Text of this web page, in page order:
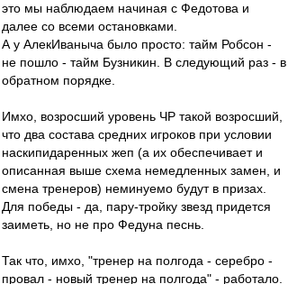
это мы наблюдаем начиная с Федотова и
далее со всеми остановками.
А у АлекИваныча было просто: тайм Робсон -
не пошло - тайм Бузникин. В следующий раз - в
обратном порядке.
Имхо, возросший уровень ЧР такой возросший,
что два состава средних игроков при условии
наскипидаренных жеп (а их обеспечивает и
описанная выше схема немедленных замен, и
смена тренеров) неминуемо будут в призах.
Для победы - да, пару-тройку звезд придется
заиметь, но не про Федуна песнь.
Так что, имхо, "тренер на полгода - серебро -
провал - новый тренер на полгода" - работало.